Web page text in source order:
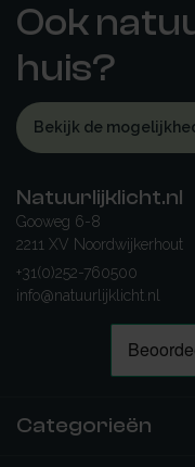
Ook
huis?
Bekijk de
Natuurlijklicht.nl
Gooweg 6-8
2211 XV Noordwijkerhout
+31(0)252-760500
info@natuurlijklicht.nl
Categorieën